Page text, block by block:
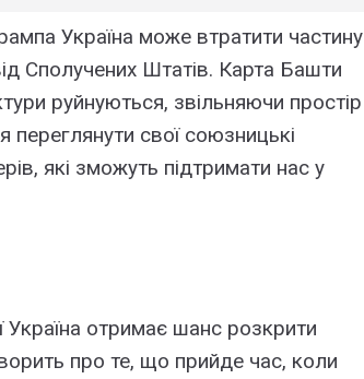
Україна може втратити частину
Сполучених Штатів. Карта Башти
руйнуються, звільняючи простір
свої союзницькі
які зможуть підтримати нас у
Україна отримає шанс розкрити
про те, що прийде час, коли